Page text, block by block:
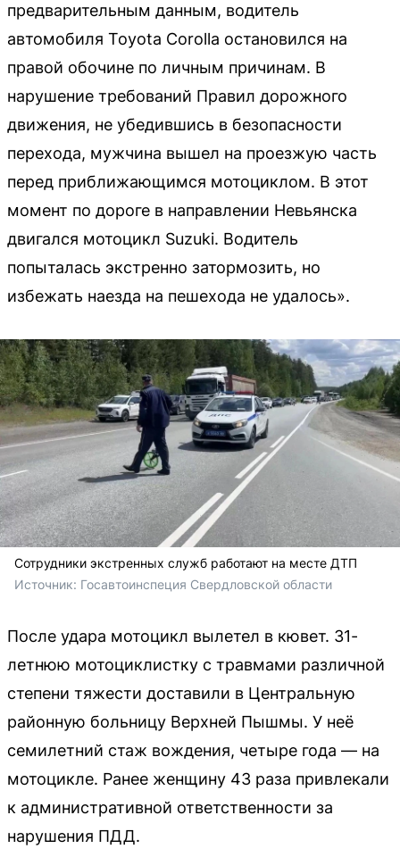
предварительным данным, водитель
автомобиля Toyota Corolla остановился на
правой обочине по личным причинам. В
нарушение требований Правил дорожного
движения, не убедившись в безопасности
перехода, мужчина вышел на проезжую часть
перед приближающимся мотоциклом. В этот
момент по дороге в направлении Невьянска
двигался мотоцикл Suzuki. Водитель
попыталась экстренно затормозить, но
избежать наезда на пешехода не удалось».
Сотрудники экстренных служб работают на месте ДТП
Источник: Госавтоинспеция Свердловской области
После удара мотоцикл вылетел в кювет. 31-
летнюю мотоциклистку с травмами различной
степени тяжести доставили в Центральную
районную больницу Верхней Пышмы. У неё
семилетний стаж вождения, четыре года — на
мотоцикле. Ранее женщину 43 раза привлекали
к административной ответственности за
нарушения ПДД.